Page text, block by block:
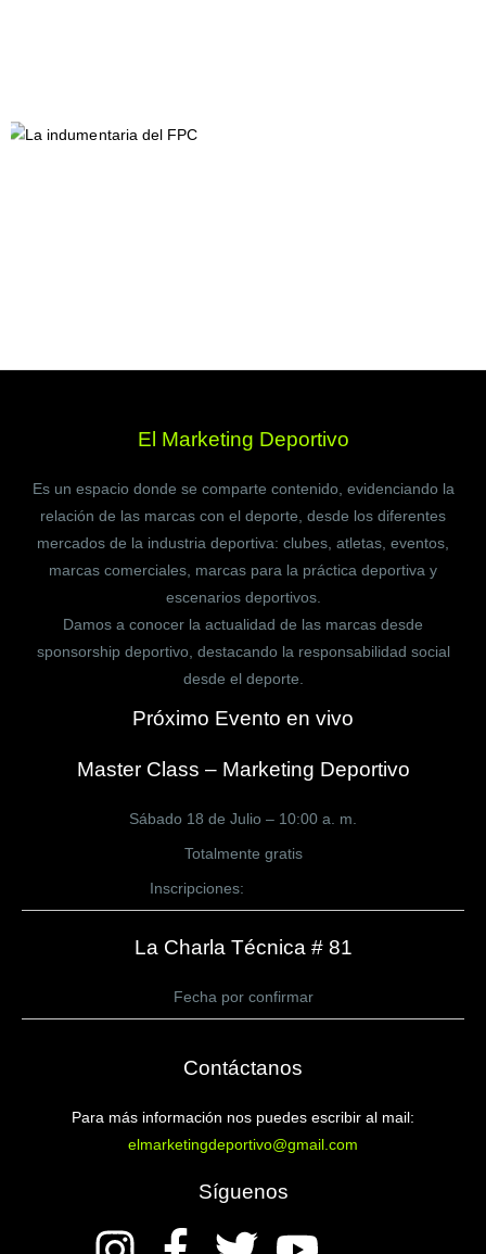
El Marketing Deportivo
Es un espacio donde se comparte contenido, evidenciando la
relación de las marcas con el deporte, desde los diferentes
mercados de la industria deportiva: clubes, atletas, eventos,
marcas comerciales, marcas para la práctica deportiva y
escenarios deportivos.
Damos a conocer la actualidad de las marcas desde
sponsorship deportivo, destacando la responsabilidad social
desde el deporte.
Próximo Evento en vivo
Master Class – Marketing Deportivo
Sábado 18 de Julio – 10:00 a. m.
Totalmente gratis
Inscripciones:
La Charla Técnica # 81
Fecha por confirmar
Contáctanos
Para más información nos puedes escribir al mail:
elmarketingdeportivo@gmail.com
Síguenos